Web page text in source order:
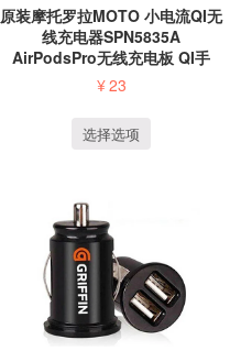
原装摩托罗拉MOTO 小电流QI无
线充电器SPN5835A
AirPodsPro无线充电板 QI手
表...
¥23
选择选项